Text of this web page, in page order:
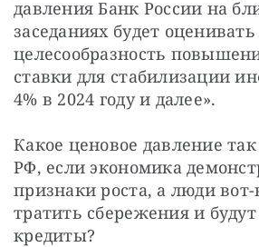
давления Банк России на
заседаниях будет оценивать
целесообразность
ставки для стабилизации
4% в 2024 году и далее».
Какое ценовое давление
РФ, если экономика
признаки роста, а люди
тратить сбережения и будут
кредиты?